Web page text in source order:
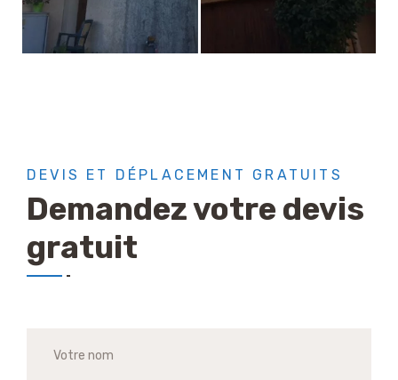
DEVIS ET DÉPLACEMENT GRATUITS
Demandez votre devis
gratuit